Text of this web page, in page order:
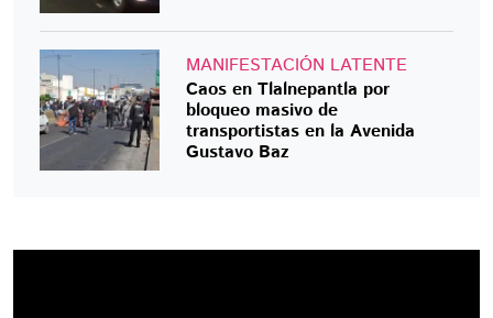
MANIFESTACIÓN LATENTE
Caos en Tlalnepantla por
bloqueo masivo de
transportistas en la Avenida
Gustavo Baz